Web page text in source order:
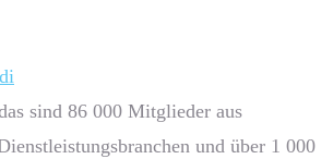
sind 86 000 Mitglieder aus
und über 1 000